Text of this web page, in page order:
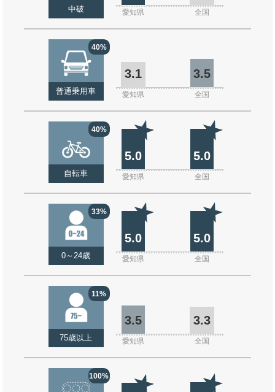
中破 愛知県 全国
40%
普通乗用車
3.1 3.5
愛知県 全国
40%
自転車
5.0 5.0
愛知県 全国
33%
0～24歳
5.0 5.0
愛知県 全国
11%
75歳以上
3.5 3.3
愛知県 全国
100%